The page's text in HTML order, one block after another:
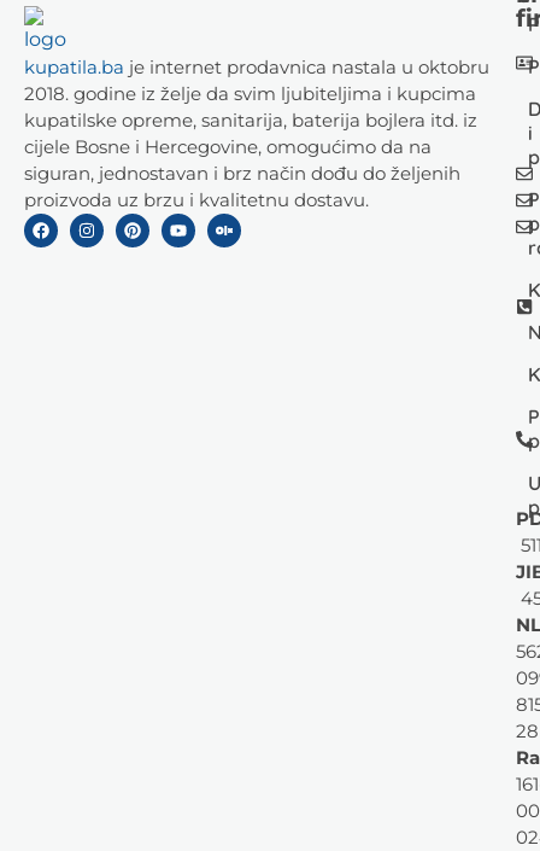
kupatila.ba je internet prodavnica nastala u oktobru
2018. godine iz želje da svim ljubiteljima i kupcima
kupatilske opreme, sanitarija, baterija bojlera itd. iz
cijele Bosne i Hercegovine, omogućimo da na
siguran, jednostavan i brz način dođu do željenih
proizvoda uz brzu i kvalitetnu dostavu.
i
28